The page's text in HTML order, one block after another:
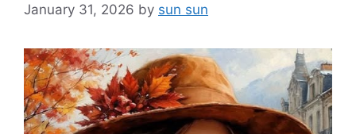
January 31, 2026 by sun sun